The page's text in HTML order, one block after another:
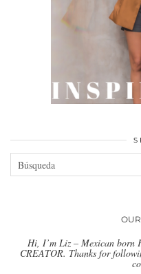
Hi, I’m Liz – Mexican born
CREATOR. Thanks for